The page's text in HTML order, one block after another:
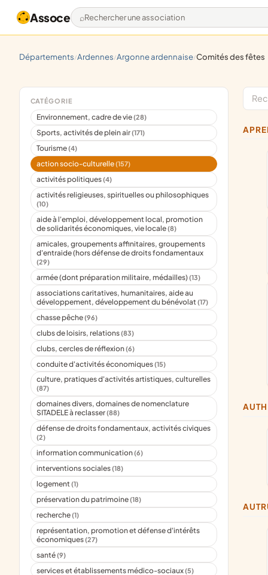
Assoce Rechercher une association
départements/ ardennes/ argonne ardennaise/ comités des fêtes
CATÉGORIE
Environnement, cadre de vie(28)
Sports, activités de plein air(171)
Tourisme(4)
action socio-culturelle(157)
activités politiques(4)
activités religieuses, spirituelles ou philosophiques
(10)
aide à l'emploi, développement local, promotion
de solidarités économiques, vie locale(8)
amicales, groupements affinitaires, groupements
d'entraide (hors défense de droits fondamentaux
(29)
armée (dont préparation militaire, médailles)(13)
associations caritatives, humanitaires, aide au
développement, développement du bénévolat(17)
chasse pêche(96)
clubs de loisirs, relations(83)
clubs, cercles de réflexion(6)
conduite d'activités économiques(15)
culture, pratiques d'activités artistiques, culturelles
(87)
domaines divers, domaines de nomenclature
SITADELE à reclasser(88)
défense de droits fondamentaux, activités civiques
(2)
information communication(6)
interventions sociales(18)
logement(1)
préservation du patrimoine(18)
recherche(1)
représentation, promotion et défense d'intérêts
économiques(27)
santé(9)
services et établissements médico-sociaux(5)